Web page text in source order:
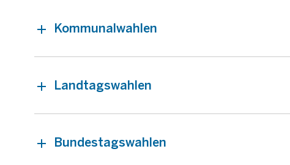
Kommunalwahlen
Landtagswahlen
Bundestagswahlen